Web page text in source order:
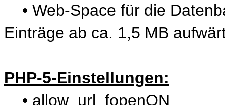
• Web-Space für die
Einträge ab ca. 1,5 MB
PHP-5-Einstellungen:
• allow_url_fopenON